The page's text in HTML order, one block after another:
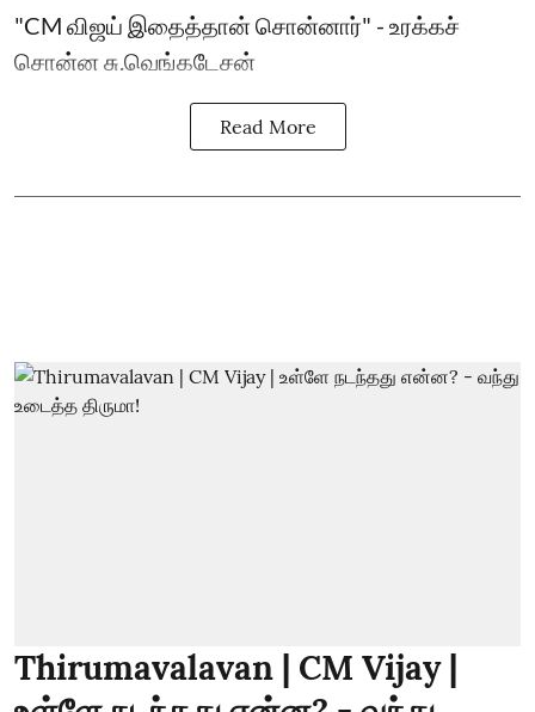
"CM விஜய் இதைத்தான் சொன்னார்" - உரக்கச்
சொன்ன சு.வெங்கடேசன்
Read More
Thirumavalavan | CM Vijay |